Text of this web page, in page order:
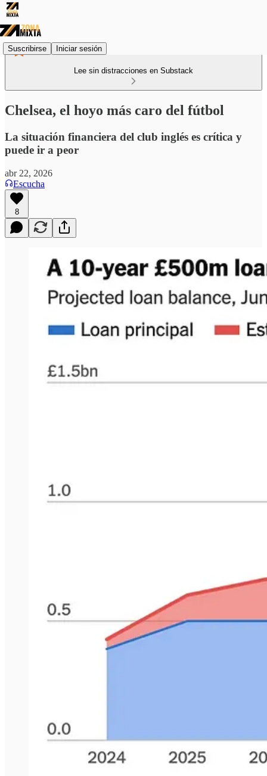
Suscribirse Iniciar sesión
Lee sin distracciones en Substack
Chelsea, el hoyo más caro del fútbol
La situación financiera del club inglés es crítica y
puede ir a peor
abr 22, 2026
Escucha
8